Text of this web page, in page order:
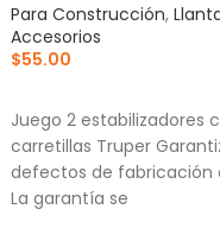
Para Construcción,
Accesorios
$55.00
Juego 2 estabilizadores
carretillas Truper
defectos de fabricación
La garantía se